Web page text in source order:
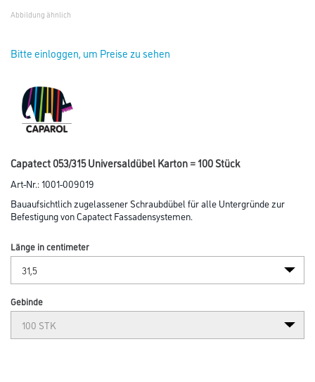
Abbildung ähnlich
Bitte einloggen, um Preise zu sehen
Capatect 053/315 Universaldübel Karton = 100 Stück
Art-Nr.:1001-009019
Bauaufsichtlich zugelassener Schraubdübel für alle Untergründe zur
Befestigung von Capatect Fassadensystemen.
Länge in centimeter
Gebinde